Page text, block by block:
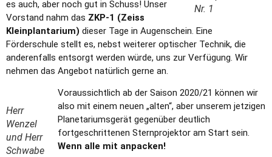
Nr. 1
es auch, aber noch gut in Schuss! Unser
Vorstand nahm das ZKP-1 (Zeiss
Kleinplantarium) dieser Tage in Augenschein. Eine
Förderschule stellt es, nebst weiterer optischer Technik, die
anderenfalls entsorgt werden würde, uns zur Verfügung. Wir
nehmen das Angebot natürlich gerne an.
Herr
Wenzel
und Herr
Schwabe
Voraussichtlich ab der Saison 2020/21 können wir
also mit einem neuen „alten“, aber unserem jetzigen
Planetariumsgerät gegenüber deutlich
fortgeschrittenen Sternprojektor am Start sein.
Wenn alle mit anpacken!